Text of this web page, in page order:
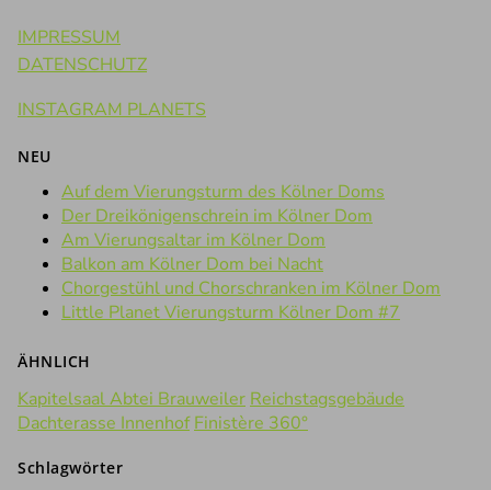
IMPRESSUM
DATENSCHUTZ
INSTAGRAM PLANETS
NEU
Auf dem Vierungsturm des Kölner Doms
Der Dreikönigenschrein im Kölner Dom
Am Vierungsaltar im Kölner Dom
Balkon am Kölner Dom bei Nacht
Chorgestühl und Chorschranken im Kölner Dom
Little Planet Vierungsturm Kölner Dom #7
ÄHNLICH
Kapitelsaal Abtei Brauweiler Reichstagsgebäude
Dachterasse Innenhof Finistère 360°
Schlagwörter